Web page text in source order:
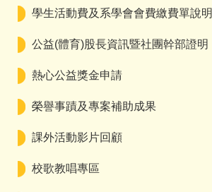
學生活動費及系學會會費繳費單說明
公益(體育)股長資訊暨社團幹部證明
熱心公益獎金申請
榮譽事蹟及專案補助成果
課外活動影片回顧
校歌教唱專區